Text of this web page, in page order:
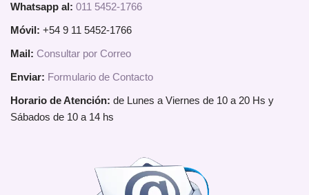
Whatsapp al: 011 5452-1766
Móvil: +54 9 11 5452-1766
Mail: Consultar por Correo
Enviar: Formulario de Contacto
Horario de Atención: de Lunes a Viernes de 10 a 20 Hs y
Sábados de 10 a 14 hs